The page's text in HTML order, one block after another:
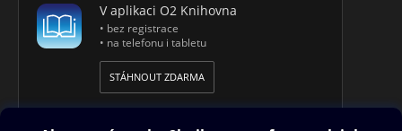
V aplikaci O2 Knihovna
• bez registrace
• na telefonu i tabletu
STÁHNOUT ZDARMA